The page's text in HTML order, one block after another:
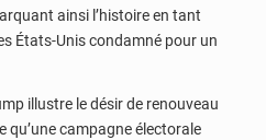
ainsi l’histoire en tant
États-Unis condamné pour un
illustre le désir de renouveau
qu’une campagne électorale